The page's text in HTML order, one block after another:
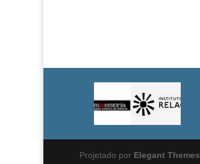
Projetado por Elegant Themes